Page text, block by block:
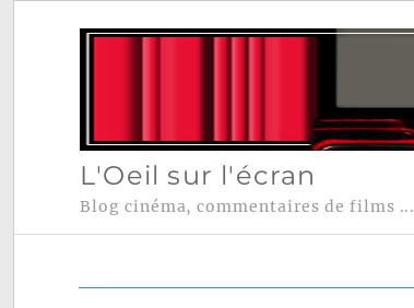
L'Oeil sur l'écran
Blog cinéma, commentaires de films ...